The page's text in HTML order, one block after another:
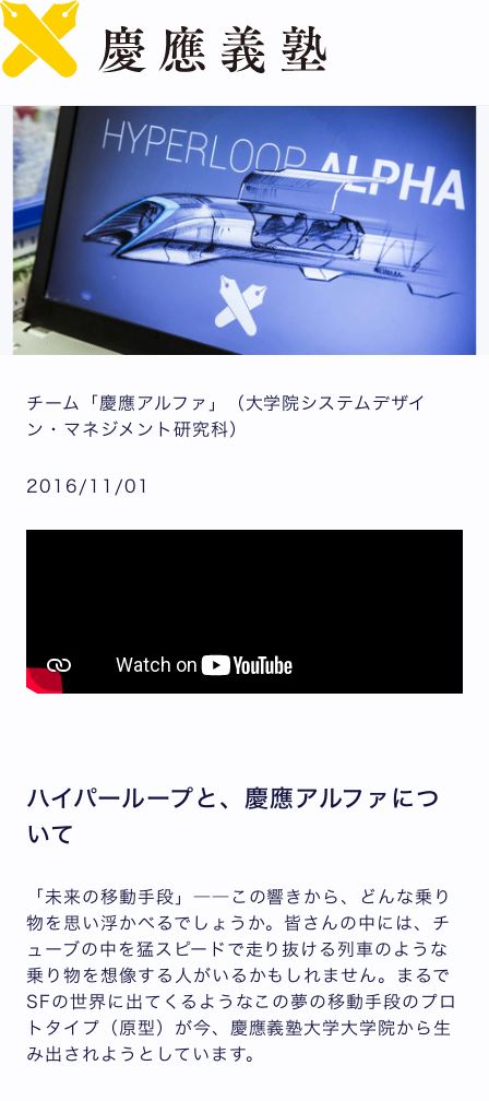
世界が注目する次世代交通「ハイパーループ」への挑戦
チーム「慶應アルファ」（大学院システムデザイ
ン・マネジメント研究科）
2016/11/01
ハイパーループと、慶應アルファにつ
いて
「未来の移動手段」――この響きから、どんな乗り
物を思い浮かべるでしょうか。皆さんの中には、チ
ューブの中を猛スピードで走り抜ける列車のような
乗り物を想像する人がいるかもしれません。まるで
SFの世界に出てくるようなこの夢の移動手段のプロ
トタイプ（原型）が今、慶應義塾大学大学院から生
み出されようとしています。